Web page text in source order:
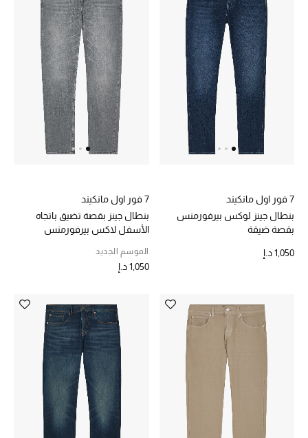
أبرز الحقائب
تسوقوا الحقائب
الأحذية
الموسم الجديد
تشكيلة الأحذية
الأحذية الرجالية
أبرز المصممين
تسوقوا الأحذية
الجمال
7 فور اول مانكيند
بنطال جينز لوكس بيرفورمنس
بقصة ضيقة
1,050 د.إ
7 فور اول مانكيند
بنطال جينز بقصة تضيق باتجاه
الأسفل لاكس بيرفورمنس
الموسم الجديد
1,050 د.إ